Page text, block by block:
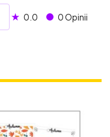
★ 0.0 0 Opinii